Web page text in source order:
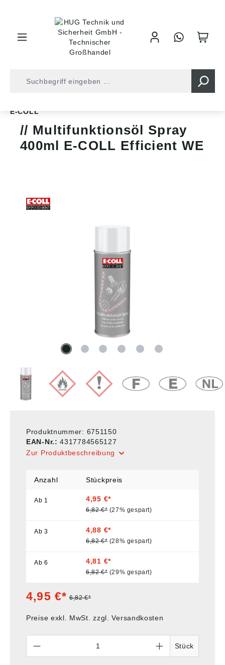
E-COLL
Multifunktionsöl Spray
400ml E-COLL Efficient WE
Produktnummer: 6751150
EAN-Nr.:4317784565127
Zur Produktbeschreibung
Anzahl Stückpreis
Ab 1 4,95 €*
6,82 €* (27% gespart)
Ab 3 4,88 €*
6,82 €* (28% gespart)
Ab 6 4,81 €*
6,82 €* (29% gespart)
4,95 €* 6,82 €*
Preise exkl. MwSt. zzgl. Versandkosten
Stück